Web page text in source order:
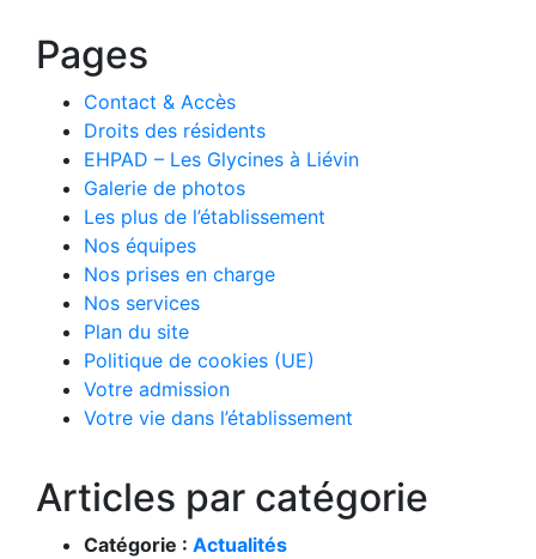
Pages
Contact & Accès
Droits des résidents
EHPAD – Les Glycines à Liévin
Galerie de photos
Les plus de l’établissement
Nos équipes
Nos prises en charge
Nos services
Plan du site
Politique de cookies (UE)
Votre admission
Votre vie dans l’établissement
Articles par catégorie
Catégorie : Actualités